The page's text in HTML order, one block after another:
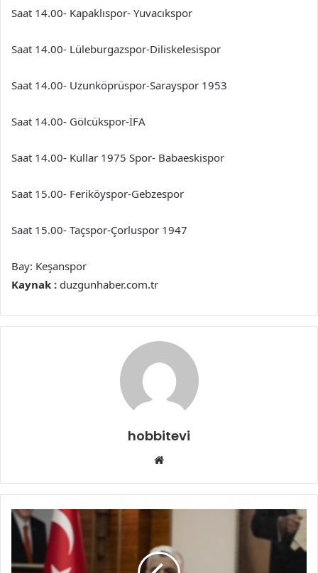
Saat 14.00- Kapaklıspor- Yuvacıkspor
Saat 14.00- Lüleburgazspor-Diliskelesispor
Saat 14.00- Uzunköprüspor-Sarayspor 1953
Saat 14.00- Gölcükspor-İFA
Saat 14.00- Kullar 1975 Spor- Babaeskispor
Saat 15.00- Feriköyspor-Gebzespor
Saat 15.00- Taçspor-Çorluspor 1947
Bay: Keşanspor
Kaynak : duzgunhaber.com.tr
hobbitevi
Web